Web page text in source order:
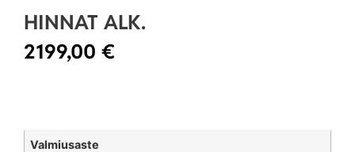
HINNAT ALK.
2199,00 €
Valmiusaste